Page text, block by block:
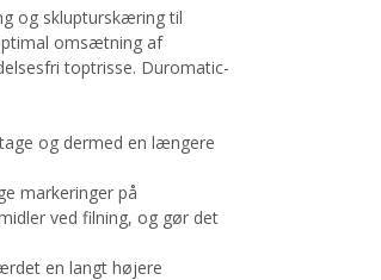
og sklupturskæring til
omsætning af
toptrisse. Duromatic-
og dermed en længere
markeringer på
ved filning, og gør det
en langt højere